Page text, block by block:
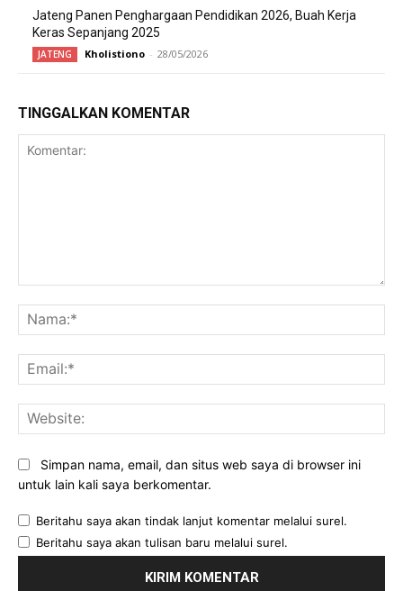
Jateng Panen Penghargaan Pendidikan 2026, Buah Kerja
Keras Sepanjang 2025
JATENG Kholistiono - 28/05/2026
TINGGALKAN KOMENTAR
Simpan nama, email, dan situs web saya di browser ini
untuk lain kali saya berkomentar.
Beritahu saya akan tindak lanjut komentar melalui surel.
Beritahu saya akan tulisan baru melalui surel.